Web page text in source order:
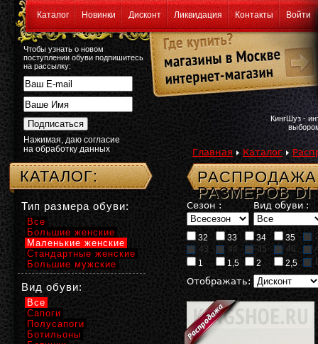
Каталог Новинки Дисконт Ликвидация Контакты Войти
Чтобы узнать о новом
поступлении обуви подпишитесь
на рассылку:
Нажимая, даю согласие
на обработку данных
КингШуз -
Главная Каталог
РАЗМЕРОВ DI
Сезон : Вид обуви :
32 33 34 35
43
44 45 46
1
1,5 2 2,5
Отображать:
КАТАЛОГ:
Тип размера обуви:
Все
Большие женские
Маленькие женские
Стандартные женские
Большие мужские
Вид обуви:
Все
Сапоги
Полусапоги
Ботильоны